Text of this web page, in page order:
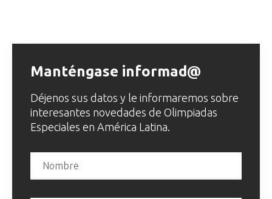
Manténgase informad@
Déjenos sus datos y le informaremos sobre
interesantes novedades de Olimpiadas
Especiales en América Latina.